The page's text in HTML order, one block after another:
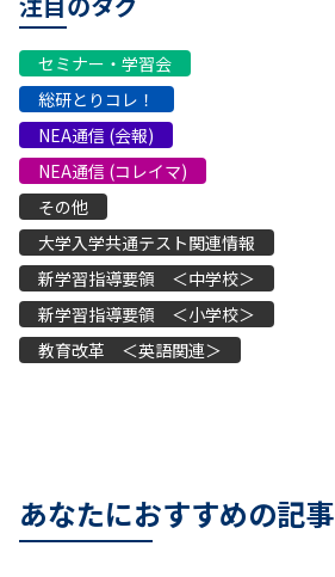
セミナー・学習会
総研とりコレ！
NEA通信 (会報)
NEA通信 (コレイマ)
その他
大学入学共通テスト関連情報
新学習指導要領 ＜中学校＞
新学習指導要領 ＜小学校＞
教育改革 ＜英語関連＞
あなたにおすすめの記事